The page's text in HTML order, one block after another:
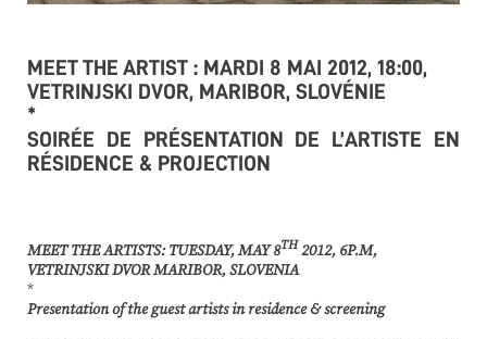
MEET THE ARTIST : MARDI 8 MAI 2012, 18:00,
VETRINJSKI DVOR, MARIBOR, SLOVÉNIE
*
SOIRÉE DE PRÉSENTATION DE L’ARTISTE EN
RÉSIDENCE & PROJECTION
MEET THE ARTISTS: TUESDAY, MAY 8TH 2012, 6P.M,
VETRINJSKI DVOR MARIBOR, SLOVENIA
*
Presentation of the guest artists in residence & screening